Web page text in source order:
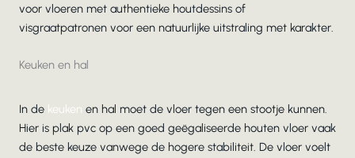
voor vloeren met authentieke houtdessins of
visgraatpatronen voor een natuurlijke uitstraling met karakter.
Keuken en hal
In de keuken en hal moet de vloer tegen een stootje kunnen.
Hier is plak pvc op een goed geëgaliseerde houten vloer vaak
de beste keuze vanwege de hogere stabiliteit. De vloer voelt